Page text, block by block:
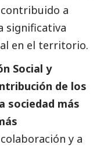
a
significativa
en el territorio.
Social y
de los
sociedad más
y a